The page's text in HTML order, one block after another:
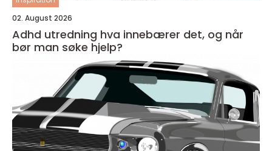
02. August 2026
Adhd utredning hva innebærer det, og når
bør man søke hjelp?